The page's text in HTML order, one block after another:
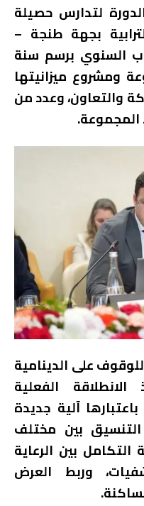
لتدارس حصيلة
بجهة طنجة –
السنوي برسم سنة
ومشروع ميزانيتها
والتعاون، وعدد من
المجموعة.
على الدينامية
الفعلية
آلية جديدة
بين مختلف
بين الرعاية
وربط العرض